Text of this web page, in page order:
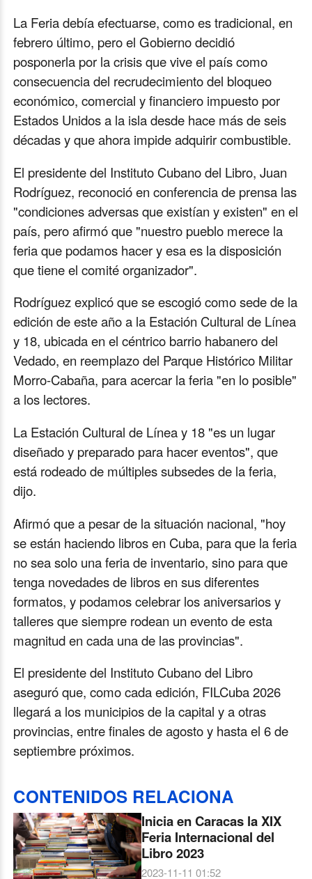
La Feria debía efectuarse, como es tradicional, en
febrero último, pero el Gobierno decidió
posponerla por la crisis que vive el país como
consecuencia del recrudecimiento del bloqueo
económico, comercial y financiero impuesto por
Estados Unidos a la isla desde hace más de seis
décadas y que ahora impide adquirir combustible.
El presidente del Instituto Cubano del Libro, Juan
Rodríguez, reconoció en conferencia de prensa las
"condiciones adversas que existían y existen" en el
país, pero afirmó que "nuestro pueblo merece la
feria que podamos hacer y esa es la disposición
que tiene el comité organizador".
Rodríguez explicó que se escogió como sede de la
edición de este año a la Estación Cultural de Línea
y 18, ubicada en el céntrico barrio habanero del
Vedado, en reemplazo del Parque Histórico Militar
Morro-Cabaña, para acercar la feria "en lo posible"
a los lectores.
La Estación Cultural de Línea y 18 "es un lugar
diseñado y preparado para hacer eventos", que
está rodeado de múltiples subsedes de la feria,
dijo.
Afirmó que a pesar de la situación nacional, "hoy
se están haciendo libros en Cuba, para que la feria
no sea solo una feria de inventario, sino para que
tenga novedades de libros en sus diferentes
formatos, y podamos celebrar los aniversarios y
talleres que siempre rodean un evento de esta
magnitud en cada una de las provincias".
El presidente del Instituto Cubano del Libro
aseguró que, como cada edición, FILCuba 2026
llegará a los municipios de la capital y a otras
provincias, entre finales de agosto y hasta el 6 de
septiembre próximos.
CONTENIDOS RELACIONA
Inicia en Caracas la XIX
Feria Internacional del
Libro 2023
2023-11-11 01:52